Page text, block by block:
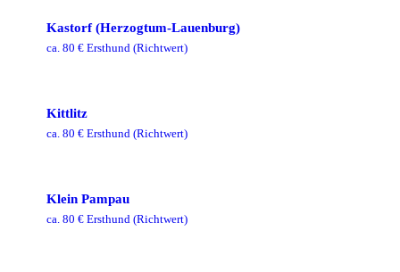
Kastorf (Herzogtum-Lauenburg)
ca. 80 € Ersthund (Richtwert)
Kittlitz
ca. 80 € Ersthund (Richtwert)
Klein Pampau
ca. 80 € Ersthund (Richtwert)